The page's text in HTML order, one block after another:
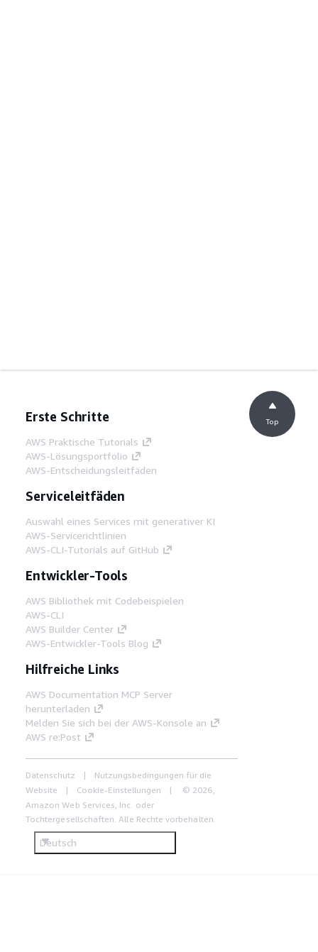
Erste Schritte
AWS Praktische Tutorials
AWS-Lösungsportfolio
AWS-Entscheidungsleitfäden
Serviceleitfäden
Auswahl eines Services mit generativer KI
AWS-Servicerichtlinien
AWS-CLI-Tutorials auf GitHub
Entwickler-Tools
AWS Bibliothek mit Codebeispielen
AWS-CLI
AWS Builder Center
AWS-Entwickler-Tools Blog
Hilfreiche Links
AWS Documentation MCP Server
herunterladen
Melden Sie sich bei der AWS-Konsole an
AWS re:Post
Datenschutz
Nutzungsbedingungen für die
Website
Cookie-Einstellungen
© 2026,
Amazon Web Services, Inc. oder
Tochtergesellschaften. Alle Rechte vorbehalten.
Deutsch
Top